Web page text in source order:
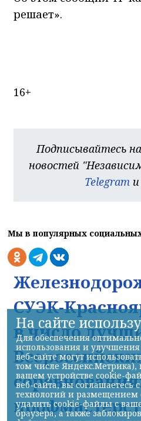
решает».
16+
Подписывайтесь
новостей
Telegram
Мы в популярных
СУЭК-
в число
На сайте
Для обеспечения
использования и улучшения
веб-сайте могут
том числе Яндекс.Метрика),
вашем устройстве cookie-
веб-сайта, вы
технологий и
удалить cookie-файлы с
браузера, а также